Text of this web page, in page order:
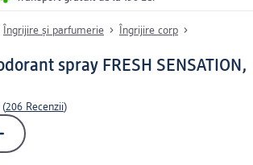
Îngrijire și parfumerie
Îngrijire corp
spray FRESH SENSATION,
(206 Recenzii)